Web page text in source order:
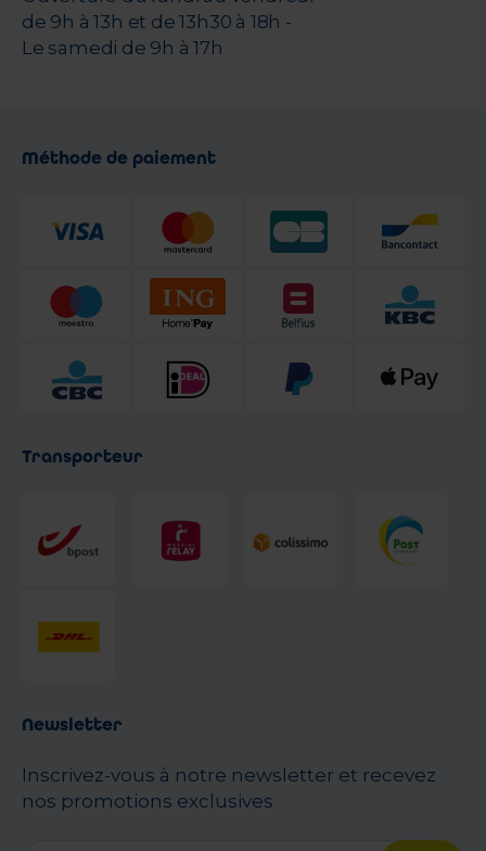
de 9h à 13h et de 13h30 à 18h -
Le samedi de 9h à 17h
Méthode de paiement
Transporteur
Newsletter
Inscrivez-vous à notre newsletter et recevez
nos promotions exclusives